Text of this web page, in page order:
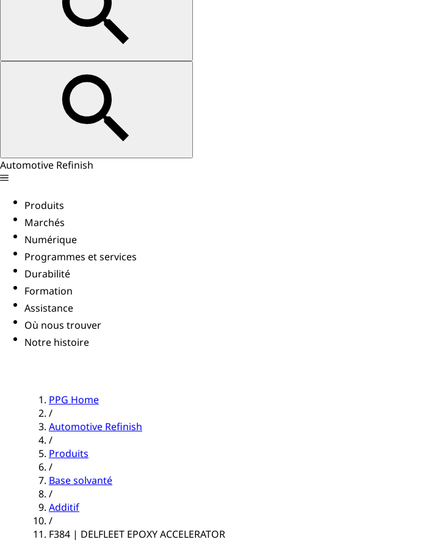
Automotive Refinish
Produits
Marchés
Numérique
Programmes et services
Durabilité
Formation
Assistance
Où nous trouver
Notre histoire
PPG Home
/
Automotive Refinish
/
Produits
/
Base solvanté
/
Additif
/
F384 | DELFLEET EPOXY ACCELERATOR